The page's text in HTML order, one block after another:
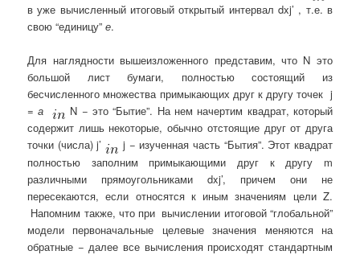
в уже вычисленный итоговый открытый интервал dxj’ , т.е. в
свою “единицу” е.
Для наглядности вышеизложенного представим, что N это
большой лист бумаги, полностью состоящий из
бесчисленного множества примыкающих друг к другу точек j
=а
N − это “Бытие”. На нем начертим квадрат, который
содержит лишь некоторые, обычно отстоящие друг от друга
точки (числа) j’
j − изученная часть “Бытия”. Этот квадрат
полностью заполним примыкающими друг к другу m
различными прямоугольниками dxj’, причем они не
пересекаются, если относятся к иным значениям цели Z.
Напомним также, что при вычислении итоговой “глобальной”
модели первоначальные целевые значения меняются на
обратные − далее все вычисления происходят стандартным